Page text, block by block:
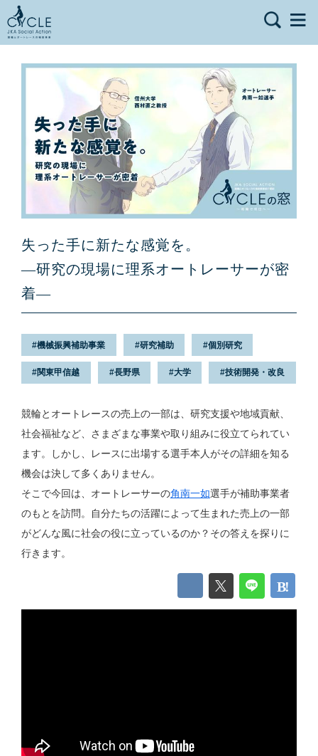
失った手に新たな感覚を。
―研究の現場に理系オートレーサーが密
着―
機械振興補助事業 研究補助 個別研究
関東甲信越 長野県 大学 技術開発・改良
競輪とオートレースの売上の一部は、研究支援や地域貢献、
社会福祉など、さまざまな事業や取り組みに役立てられてい
ます。しかし、レースに出場する選手本人がその詳細を知る
機会は決して多くありません。
そこで今回は、オートレーサーの角南一如選手が補助事業者
のもとを訪問。自分たちの活躍によって生まれた売上の一部
がどんな風に社会の役に立っているのか？その答えを探りに
行きます。